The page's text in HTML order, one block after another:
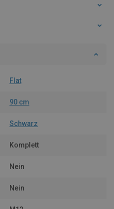
Flat
90 cm
Schwarz
Komplett
Nein
Nein